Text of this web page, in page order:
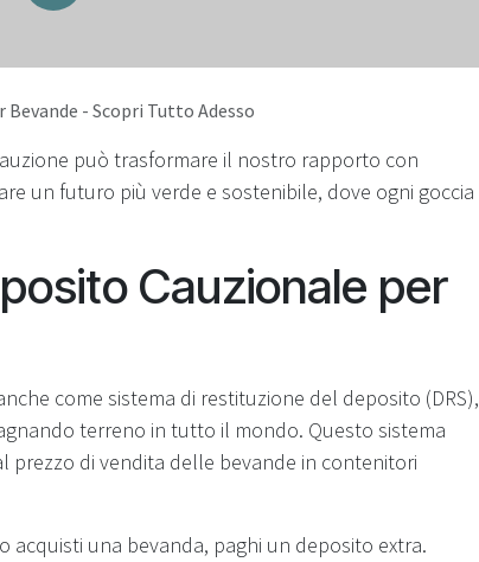
- Scopri Tutto Adesso
può trasformare il nostro rapporto con
un futuro più verde e sostenibile, dove ogni goccia
Cauzionale per
come sistema di restituzione del deposito (DRS),
terreno in tutto il mondo. Questo sistema
prezzo di vendita delle bevande in contenitori
una bevanda, paghi un deposito extra.